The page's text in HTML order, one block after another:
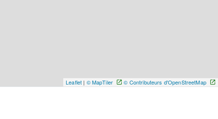
Leaflet | © MapTiler © Contributeurs d'OpenStreetMap